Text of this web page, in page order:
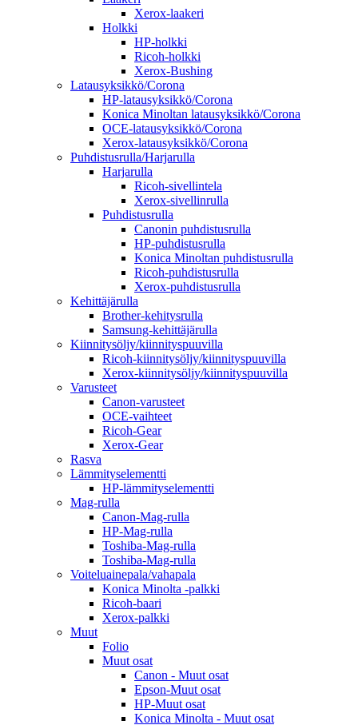
Xerox-laakeri
Holkki
HP-holkki
Ricoh-holkki
Xerox-Bushing
Latausyksikkö/Corona
HP-latausyksikkö/Corona
Konica Minoltan latausyksikkö/Corona
OCE-latausyksikkö/Corona
Xerox-latausyksikkö/Corona
Puhdistusrulla/Harjarulla
Harjarulla
Ricoh-sivellintela
Xerox-sivellinrulla
Puhdistusrulla
Canonin puhdistusrulla
HP-puhdistusrulla
Konica Minoltan puhdistusrulla
Ricoh-puhdistusrulla
Xerox-puhdistusrulla
Kehittäjärulla
Brother-kehitysrulla
Samsung-kehittäjärulla
Kiinnitysöljy/kiinnityspuuvilla
Ricoh-kiinnitysöljy/kiinnityspuuvilla
Xerox-kiinnitysöljy/kiinnityspuuvilla
Varusteet
Canon-varusteet
OCE-vaihteet
Ricoh-Gear
Xerox-Gear
Rasva
Lämmityselementti
HP-lämmityselementti
Mag-rulla
Canon-Mag-rulla
HP-Mag-rulla
Toshiba-Mag-rulla
Toshiba-Mag-rulla
Voiteluainepala/vahapala
Konica Minolta -palkki
Ricoh-baari
Xerox-palkki
Muut
Folio
Muut osat
Canon - Muut osat
Epson-Muut osat
HP-Muut osat
Konica Minolta - Muut osat